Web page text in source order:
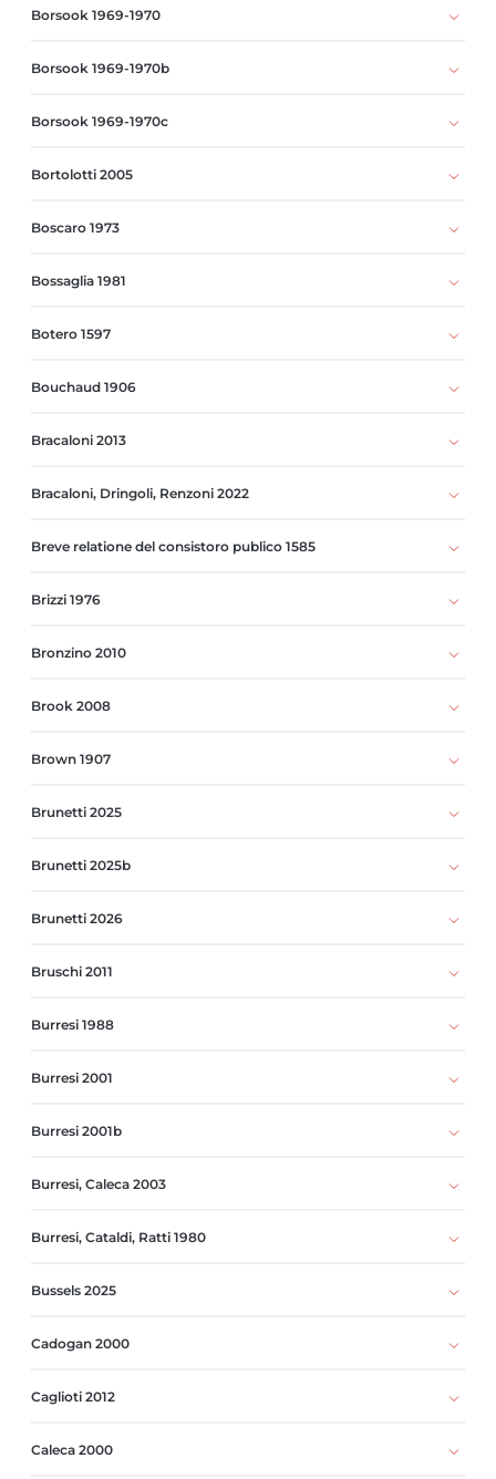
Borsook 1969-1970
Borsook 1969-1970b
Borsook 1969-1970c
Bortolotti 2005
Boscaro 1973
Bossaglia 1981
Botero 1597
Bouchaud 1906
Bracaloni 2013
Bracaloni, Dringoli, Renzoni 2022
Breve relatione del consistoro publico 1585
Brizzi 1976
Bronzino 2010
Brook 2008
Brown 1907
Brunetti 2025
Brunetti 2025b
Brunetti 2026
Bruschi 2011
Burresi 1988
Burresi 2001
Burresi 2001b
Burresi, Caleca 2003
Burresi, Cataldi, Ratti 1980
Bussels 2025
Cadogan 2000
Caglioti 2012
Caleca 2000